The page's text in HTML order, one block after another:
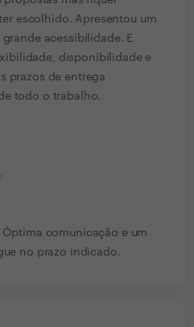
escolhido. Apresentou um
acessibilidade. E
disponibilidade e
prazos de entrega
todo o trabalho.
comunicação e um
no prazo indicado.